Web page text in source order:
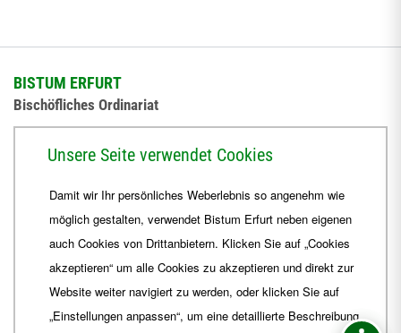
BISTUM ERFURT
Bischöfliches Ordinariat
+49 361 6572-444
ordinariat Bistum-Erfurt.de
Unsere Seite verwendet Cookies
Damit wir Ihr persönliches Weberlebnis so angenehm wie
möglich gestalten, verwendet Bistum Erfurt neben eigenen
auch Cookies von Drittanbietern. Klicken Sie auf „Cookies
akzeptieren“ um alle Cookies zu akzeptieren und direkt zur
Website weiter navigiert zu werden, oder klicken Sie auf
„Einstellungen anpassen“, um eine detaillierte Beschreibung